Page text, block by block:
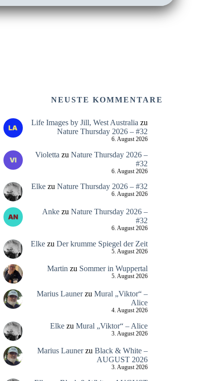
NEUSTE KOMMENTARE
Life Images by Jill, West Australia zu
Nature Thursday 2026 – #32
6. August 2026
Violetta zu Nature Thursday 2026 –
#32
6. August 2026
Elkezu Nature Thursday 2026 – #32
6. August 2026
Ankezu Nature Thursday 2026 –
#32
6. August 2026
Elkezu Der krumme Spiegel der Zeit
5. August 2026
Martinzu Sommer in Wuppertal
5. August 2026
Marius Launerzu Mural „Viktor“ –
Alice
4. August 2026
Elkezu Mural „Viktor“ – Alice
3. August 2026
Marius Launerzu Black & White –
AUGUST 2026
3. August 2026